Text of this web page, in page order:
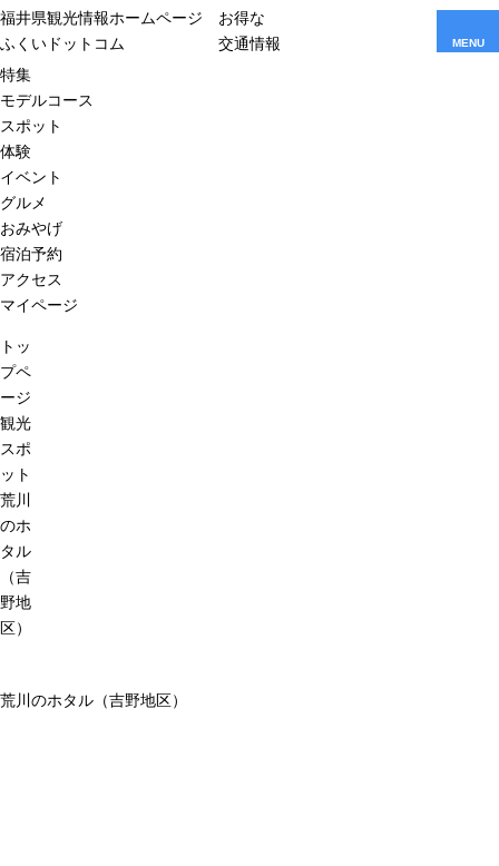
福井県観光情報ホームページ
ふくいドットコム
お得な
交通情報
MENU
特集
モデルコース
スポット
体験
イベント
グルメ
おみやげ
宿泊予約
アクセス
マイページ
トッ
プペ
ージ
観光
スポ
ット
荒川
のホ
タル
（吉
野地
区）
荒川のホタル（吉野地区）